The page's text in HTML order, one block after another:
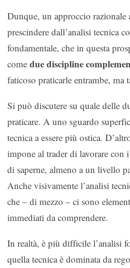
Dunque, un approccio
prescindere dall’analisi tecnica
fondamentale, che in questa
come due discipline
faticoso praticarle entrambe, ma
Si può discutere su quale delle
praticare. A uno sguardo
tecnica a essere più ostica.
impone al trader di lavorare con
di saperne, almeno a un livello
Anche visivamente l’analisi
che – di mezzo – ci sono
immediati da comprendere.
In realtà, è più difficile l’analisi
quella tecnica è dominata da